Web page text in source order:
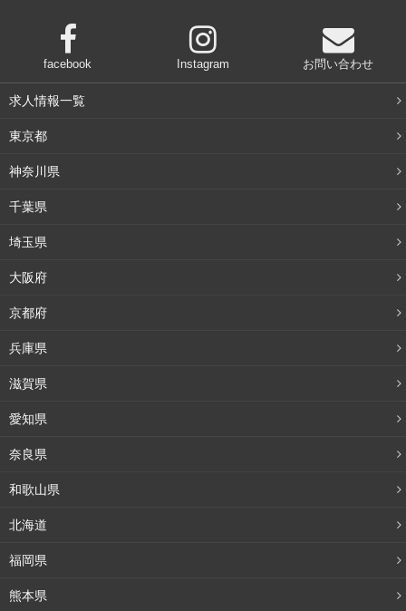
すく、同時に意欲的に働ける仕組みつくりでした。
具体的にはどういうことでしょう？
ない店もまだまだ多く、職業寿命が短いことはやはり課題
だと思っていました。一般的にそういうお店は、福利厚生
価の基準もあいまい…これでは、いいサービスが提供でき
るわけはないですよね。お客様にも空気は伝わります。
その点、この会社くらい評価基準や報酬も明確で、やった
らやった分だけ確実に返ってくる環境はないと思うくらい
映させることは大事だと思っていたので、ここはかなり頑
張りましたね。
facebook Instagram お問い合わせ
求人情報一覧
東京都
神奈川県
千葉県
埼玉県
大阪府
京都府
兵庫県
滋賀県
愛知県
奈良県
和歌山県
北海道
福岡県
熊本県